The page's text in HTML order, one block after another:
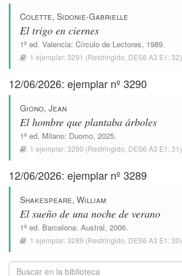
Colette, Sidonie-Gabrielle
El trigo en ciernes
1ª ed. Valencia: Círculo de Lectores, 1989.
1 ejemplar:3291 (Restringido, DES6 A3 E1: 32).
12/06/2026: ejemplar nº 3290
Giono, Jean
El hombre que plantaba árboles
1ª ed. Milano: Duomo, 2025.
1 ejemplar:3290 (Restringido, DES6 A3 E1: 31).
12/06/2026: ejemplar nº 3289
Shakespeare, William
El sueño de una noche de verano
1ª ed. Barcelona: Austral, 2006.
1 ejemplar:3289 (Restringido, DES6 A3 E1: 30).